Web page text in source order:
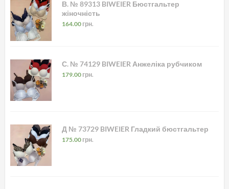
В. № 89313 BIWEIER Бюстгальтер
жіночність
164.00 грн.
С. № 74129 BIWEIER Анжеліка рубчиком
179.00 грн.
Д № 73729 BIWEIER Гладкий бюстгальтер
175.00 грн.